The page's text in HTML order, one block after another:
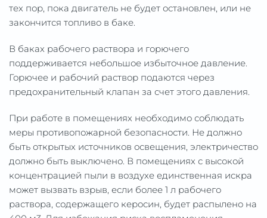
тех пор, пока двигатель не будет остановлен, или не
закончится топливо в баке.
В баках рабочего раствора и горючего
поддерживается небольшое избыточное давление.
Горючее и рабочий раствор подаются через
предохранительный клапан за счет этого давления.
При работе в помещениях необходимо соблюдать
меры противопожарной безопасности. Не должно
быть открытых источников освещения, электричество
должно быть выключено. В помещениях с высокой
концентрацией пыли в воздухе единственная искра
может вызвать взрыв, если более 1 л рабочего
раствора, содержащего керосин, будет распылено на